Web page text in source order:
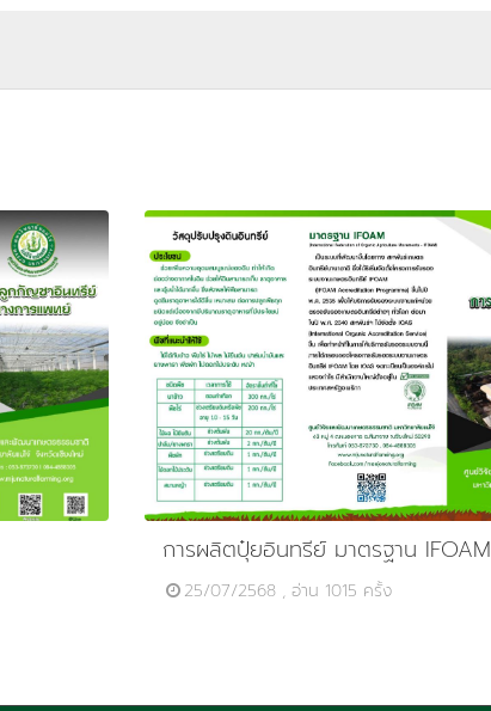
การผลิตปุ๋ยอินทรีย์ มาตรฐาน IFOAM
25/07/2568 , อ่าน 1015 ครั้ง